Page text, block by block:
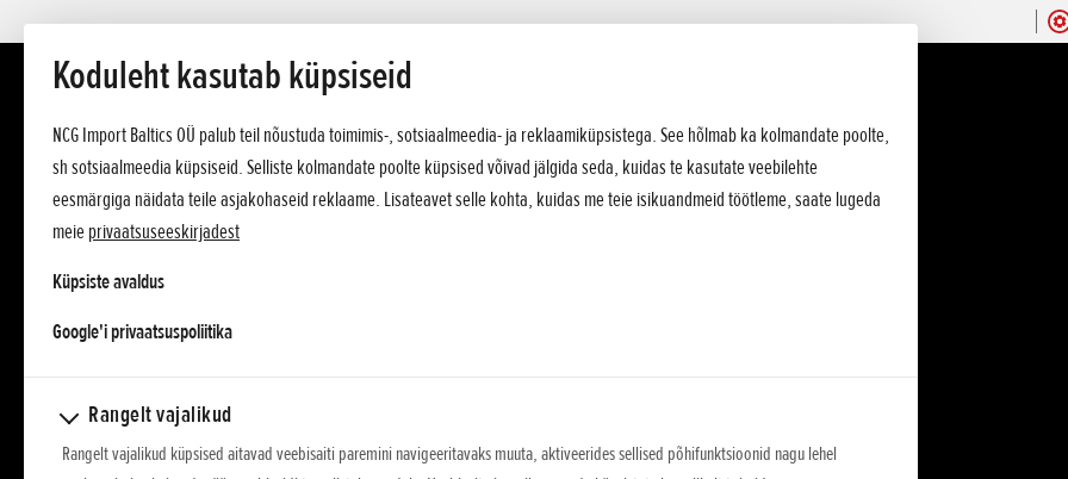
Koduleht kasutab küpsiseid
NCG Import Baltics OÜ palub teil nõustuda toimimis-, sotsiaalmeedia- ja reklaamiküpsistega. See hõlmab ka kolmandate poolte,
sh sotsiaalmeedia küpsiseid. Selliste kolmandate poolte küpsised võivad jälgida seda, kuidas te kasutate veebilehte
eesmärgiga näidata teile asjakohaseid reklaame. Lisateavet selle kohta, kuidas me teie isikuandmeid töötleme, saate lugeda
meieprivaatsuseeskirjadest
Küpsiste avaldus
Google'i privaatsuspoliitikaopens in a new tab
Rangelt vajalikud
Rangelt vajalikud küpsised aitavad veebisaiti paremini navigeeritavaks muuta, aktiveerides sellised põhifunktsioonid nagu lehel